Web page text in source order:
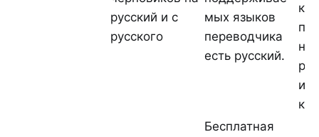
русский и с
русского
мых языков
переводчика
есть русский.
как
не
или
Бесплатная